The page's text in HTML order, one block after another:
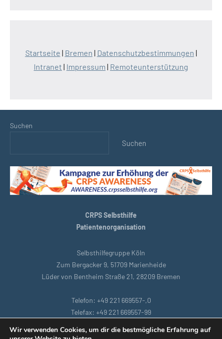
Startseite | Bremen | Datenschutzbestimmungen |
Intranet | Impressum | Remoteunterstützung
Suchen
Suchen
CRPS Selbsthilfe
Patientenorganisation
Selbsthilfegruppe Köln
Zum Bergacker 9, 51709 Marienheide
Lüder von Bentheim Straße 21, 28209 Bremen
Telefon: +49 221 669557-,0
Telefax: +49 221 669557-99
Wir verwenden Cookies, um dir die bestmögliche Erfahrung auf